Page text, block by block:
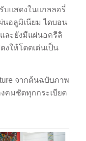
บแสดงในแกลลอรี่
นอลูมิเนียม ไดบอน
ละยังมีแผ่นอครีลิ
ให้โดดเด่นเป็น
จากต้นฉบับภาพ
คมชัดทุกกระเบียด